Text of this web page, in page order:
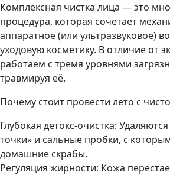
Комплексная чистка лица — это
процедура, которая сочетает
аппаратное (или ультразвуковое)
уходовую косметику. В отличие от
работаем с тремя уровнями
травмируя её.
Почему стоит провести лето с
Глубокая детокс-очистка:
точки» и сальные пробки, с
домашние скрабы.
Регуляция жирности: Кожа